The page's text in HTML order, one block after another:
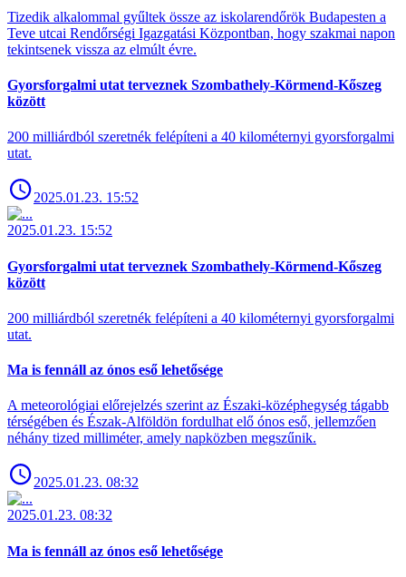
Tizedik alkalommal gyűltek össze az iskolarendőrök Budapesten a
Teve utcai Rendőrségi Igazgatási Központban, hogy szakmai napon
tekintsenek vissza az elmúlt évre.
Gyorsforgalmi utat terveznek Szombathely-Körmend-Kőszeg
között
200 milliárdból szeretnék felépíteni a 40 kilométernyi gyorsforgalmi
utat.
2025.01.23. 15:52
2025.01.23. 15:52
Gyorsforgalmi utat terveznek Szombathely-Körmend-Kőszeg
között
200 milliárdból szeretnék felépíteni a 40 kilométernyi gyorsforgalmi
utat.
Ma is fennáll az ónos eső lehetősége
A meteorológiai előrejelzés szerint az Északi-középhegység tágabb
térségében és Észak-Alföldön fordulhat elő ónos eső, jellemzően
néhány tized milliméter, amely napközben megszűnik.
2025.01.23. 08:32
2025.01.23. 08:32
Ma is fennáll az ónos eső lehetősége